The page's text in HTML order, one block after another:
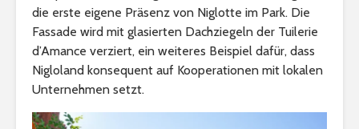
die erste eigene Präsenz von Niglotte im Park. Die
Fassade wird mit glasierten Dachziegeln der Tuilerie
d’Amance verziert, ein weiteres Beispiel dafür, dass
Nigloland konsequent auf Kooperationen mit lokalen
Unternehmen setzt.